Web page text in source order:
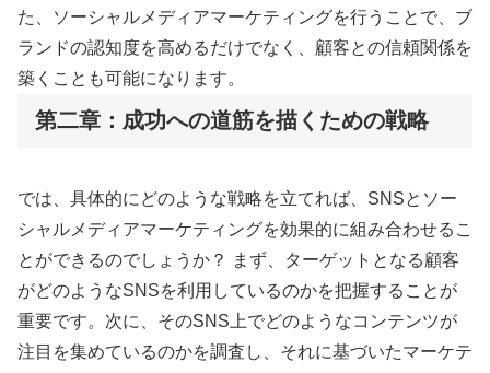
た、ソーシャルメディアマーケティングを行うことで、ブ
ランドの認知度を高めるだけでなく、顧客との信頼関係を
築くことも可能になります。
第二章：成功への道筋を描くための戦略
では、具体的にどのような戦略を立てれば、SNSとソー
シャルメディアマーケティングを効果的に組み合わせるこ
とができるのでしょうか？ まず、ターゲットとなる顧客
がどのようなSNSを利用しているのかを把握することが
重要です。次に、そのSNS上でどのようなコンテンツが
注目を集めているのかを調査し、それに基づいたマーケテ